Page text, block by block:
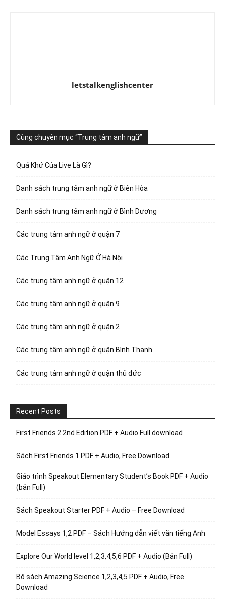
letstalkenglishcenter
Cùng chuyên mục “Trung tâm anh ngữ”
Quá Khứ Của Live Là Gì?
Danh sách trung tâm anh ngữ ở Biên Hòa
Danh sách trung tâm anh ngữ ở Bình Dương
Các trung tâm anh ngữ ở quận 7
Các Trung Tâm Anh Ngữ Ở Hà Nội
Các trung tâm anh ngữ ở quận 12
Các trung tâm anh ngữ ở quận 9
Các trung tâm anh ngữ ở quận 2
Các trung tâm anh ngữ ở quận Bình Thạnh
Các trung tâm anh ngữ ở quận thủ đức
Recent Posts
First Friends 2 2nd Edition PDF + Audio Full download
Sách First Friends 1 PDF + Audio, Free Download
Giáo trình Speakout Elementary Student’s Book PDF + Audio
(bản Full)
Sách Speakout Starter PDF + Audio – Free Download
Model Essays 1,2 PDF – Sách Hướng dẫn viết văn tiếng Anh
Explore Our World level 1,2,3,4,5,6 PDF + Audio (Bản Full)
Bộ sách Amazing Science 1,2,3,4,5 PDF + Audio, Free
Download